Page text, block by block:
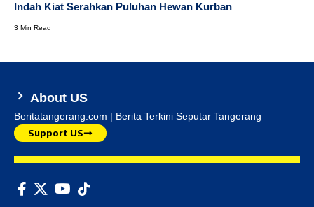
Indah Kiat Serahkan Puluhan Hewan Kurban
3 Min Read
About US
Beritatangerang.com | Berita Terkini Seputar Tangerang
Support US